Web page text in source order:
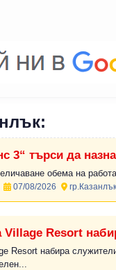
3“ търси да
обема на
07/08/2026 гр.Казанлък
Village Resort
Resort набира